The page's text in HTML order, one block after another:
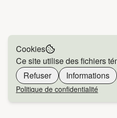
Cookies
Ce site utilise des fichiers
Refuser
Informations
Politique de confidentialité